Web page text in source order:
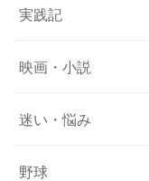
実践記
映画・小説
迷い・悩み
野球